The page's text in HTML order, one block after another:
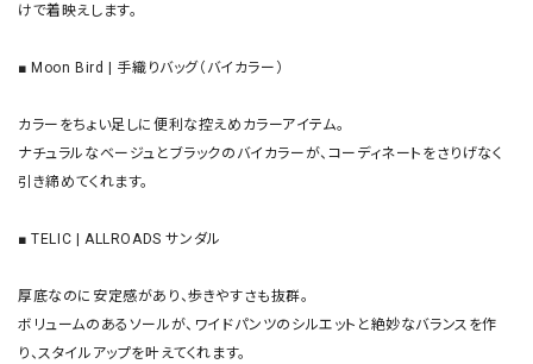
けで着映えします。
■ Moon Bird | 手織りバッグ（バイカラー）
カラーをちょい足しに便利な控えめカラーアイテム。
ナチュラルなベージュとブラックのバイカラーが、コーディネートをさりげなく
引き締めてくれます。
■ TELIC | ALLROADS サンダル
厚底なのに安定感があり、歩きやすさも抜群。
ボリュームのあるソールが、ワイドパンツのシルエットと絶妙なバランスを作
り、スタイルアップを叶えてくれます。